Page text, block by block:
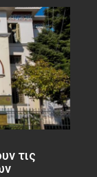
τις